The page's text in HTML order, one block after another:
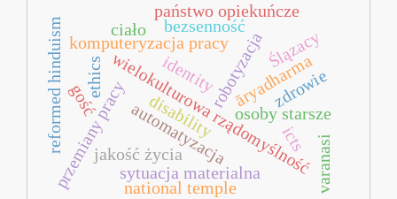
wielokulturowa rządomyślność
osoby starsze
automatyzacja
robotyzacja
przemiany pracy
komputeryzacja pracy
sytuacja materialna
zdrowie
jakość życia
bezsenność
disability
reformed hinduism
national temple
ethics identity
varanasi
āryadharma
icts
gość
Ślązacy
państwo opiekuńcze
ciało